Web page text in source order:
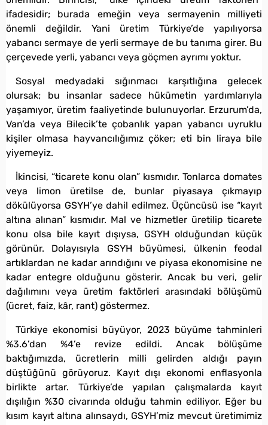
ifadesidir; burada emeğin veya sermayenin milliyeti
önemli değildir. Yani üretim Türkiye’de yapılıyorsa
yabancı sermaye de yerli sermaye de bu tanıma girer. Bu
çerçevede yerli, yabancı veya göçmen ayrımı yoktur.
Sosyal medyadaki sığınmacı karşıtlığına gelecek
olursak; bu insanlar sadece hükümetin yardımlarıyla
yaşamıyor, üretim faaliyetinde bulunuyorlar. Erzurum’da,
Van’da veya Bilecik’te çobanlık yapan yabancı uyruklu
kişiler olmasa hayvancılığımız çöker; eti bin liraya bile
yiyemeyiz.
İkincisi, “ticarete konu olan” kısmıdır. Tonlarca domates
veya limon üretilse de, bunlar piyasaya çıkmayıp
dökülüyorsa GSYH’ye dahil edilmez. Üçüncüsü ise “kayıt
altına alınan” kısmıdır. Mal ve hizmetler üretilip ticarete
konu olsa bile kayıt dışıysa, GSYH olduğundan küçük
görünür. Dolayısıyla GSYH büyümesi, ülkenin feodal
artıklardan ne kadar arındığını ve piyasa ekonomisine ne
kadar entegre olduğunu gösterir. Ancak bu veri, gelir
dağılımını veya üretim faktörleri arasındaki bölüşümü
(ücret, faiz, kâr, rant) göstermez.
Türkiye ekonomisi büyüyor, 2023 büyüme tahminleri
%3.6’dan %4’e revize edildi. Ancak bölüşüme
baktığımızda, ücretlerin milli gelirden aldığı payın
düştüğünü görüyoruz. Kayıt dışı ekonomi enflasyonla
birlikte artar. Türkiye’de yapılan çalışmalarda kayıt
dışılığın %30 civarında olduğu tahmin ediliyor. Eğer bu
kısım kayıt altına alınsaydı, GSYH’miz mevcut üretimimiz